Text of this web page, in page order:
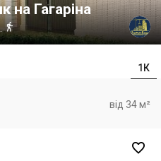
Гагаріна

1К
від 34 м²
